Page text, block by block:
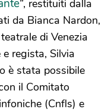
”, restituiti dalla
da Bianca Nardon,
di Venezia
e regista, Silvia
è stata possibile
il Comitato
(Cnfls) e